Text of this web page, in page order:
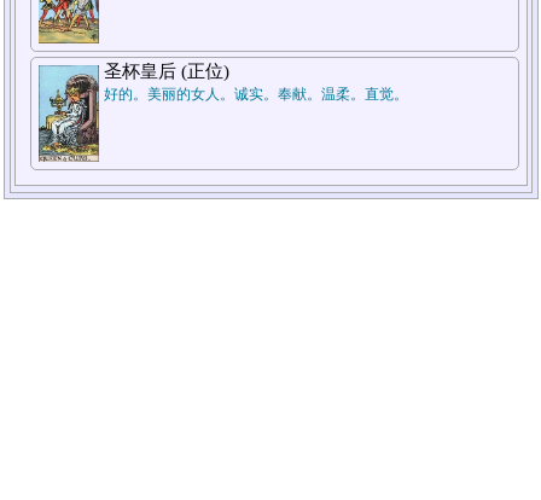
圣杯皇后 (正位)
好的。美丽的女人。诚实。奉献。温柔。直觉。